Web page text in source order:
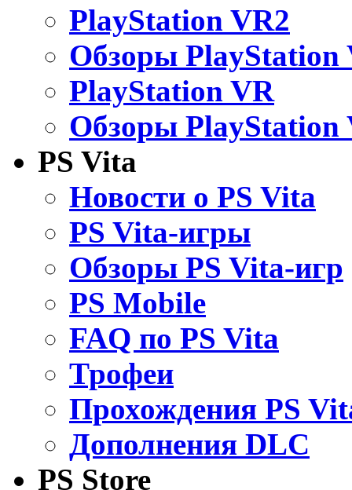
PlayStation VR2
Обзоры PlayStation
PlayStation VR
Обзоры PlayStation
PS Vita
Новости о PS Vita
PS Vita-игры
Обзоры PS Vita-игр
PS Mobile
FAQ по PS Vita
Трофеи
Прохождения PS
Дополнения DLC
PS Store